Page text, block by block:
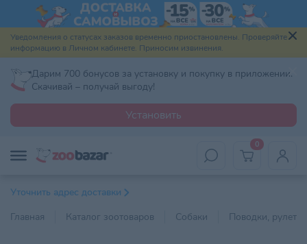
Уведомления о статусах заказов временно приостановлены. Проверяйте
информацию в Личном кабинете. Приносим извинения.
Дарим 700 бонусов за установку и покупку в приложении.
Скачивай – получай выгоду!
Установить
0
Уточнить адрес доставки
Главная
Каталог зоотоваров Собаки Поводки, рулетки